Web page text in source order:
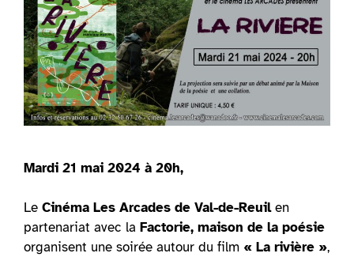
Mardi 21 mai 2024 à 20h,
Le Cinéma Les Arcades de Val-de-Reuilen
partenariat avec la Factorie, maison de la poésie
organisent une soirée autour du film « La rivière »,